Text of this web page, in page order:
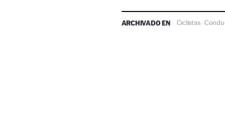
ARCHIVADO EN Ciclistas·